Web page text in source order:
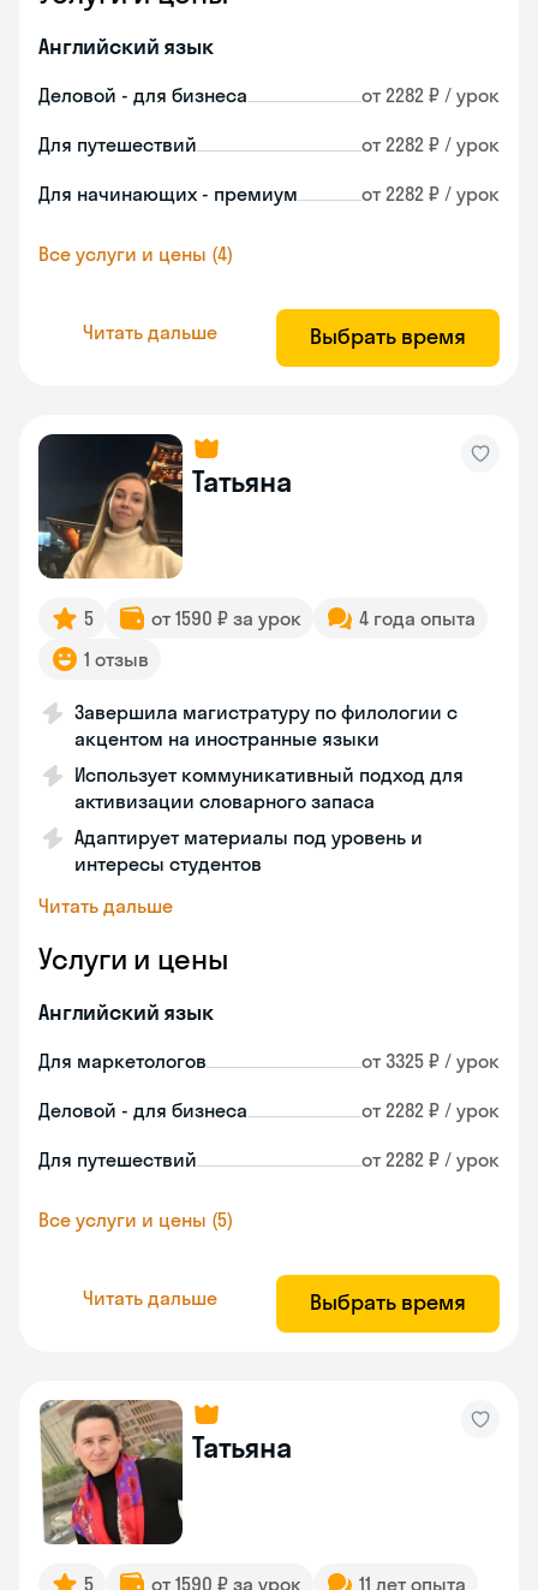
Английский язык
Деловой - для бизнеса от 2282 ₽ / урок
Для путешествий от 2282 ₽ / урок
Для начинающих - премиум от 2282 ₽ / урок
Все услуги и цены (4)
Читать дальше Выбрать время
Татьяна
5 от 1590 ₽ за урок
4 года опыта
1 отзыв
Завершила магистратуру по филологии с
акцентом на иностранные языки
Использует коммуникативный подход для
активизации словарного запаса
Адаптирует материалы под уровень и
интересы студентов
Читать дальше
Услуги и цены
Английский язык
Для маркетологов от 3325 ₽ / урок
Деловой - для бизнеса от 2282 ₽ / урок
Для путешествий от 2282 ₽ / урок
Все услуги и цены (5)
Читать дальше Выбрать время
Татьяна
5 от 1590 ₽ за урок 11 лет опыта